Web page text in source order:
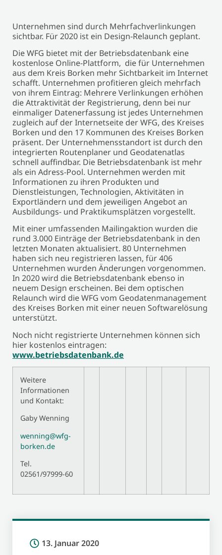
Unternehmen sind durch Mehrfachverlinkungen
sichtbar. Für 2020 ist ein Design-Relaunch geplant.
Die WFG bietet mit der Betriebsdatenbank eine
kostenlose Online-Plattform, die für Unternehmen
aus dem Kreis Borken mehr Sichtbarkeit im Internet
schafft. Unternehmen profitieren gleich mehrfach
von ihrem Eintrag: Mehrere Verlinkungen erhöhen
die Attraktivität der Registrierung, denn bei nur
einmaliger Datenerfassung ist jedes Unternehmen
zugleich auf der Internetseite der WFG, des Kreises
Borken und den 17 Kommunen des Kreises Borken
präsent. Der Unternehmensstandort ist durch den
integrierten Routenplaner und Geodatenatlas
schnell auffindbar. Die Betriebsdatenbank ist mehr
als ein Adress-Pool. Unternehmen werden mit
Informationen zu ihren Produkten und
Dienstleistungen, Technologien, Aktivitäten in
Exportländern und dem jeweiligen Angebot an
Ausbildungs- und Praktikumsplätzen vorgestellt.
Mit einer umfassenden Mailingaktion wurden die
rund 3.000 Einträge der Betriebsdatenbank in den
letzten Monaten aktualisiert. 80 Unternehmen
haben sich neu registrieren lassen, für 406
Unternehmen wurden Änderungen vorgenommen.
In 2020 wird die Betriebsdatenbank ebenso in
neuem Design erscheinen. Bei dem optischen
Relaunch wird die WFG vom Geodatenmanagement
des Kreises Borken mit einer neuen Softwarelösung
unterstützt.
Noch nicht registrierte Unternehmen können sich
hier kostenlos eintragen:
www.betriebsdatenbank.de
Weitere
Informationen
und Kontakt:
Gaby Wenning
wenning@wfg-
borken.de
Tel.
02561/97999-60
13. Januar 2020